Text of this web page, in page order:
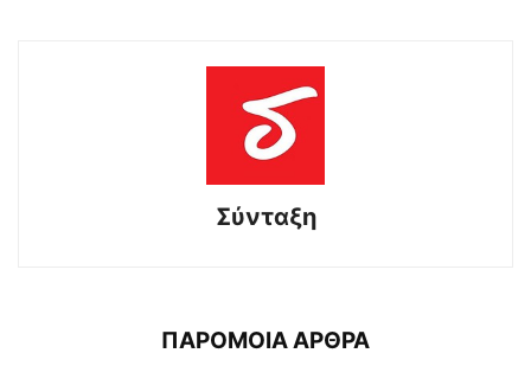
Σύνταξη
ΠΑΡΟΜΟΙΑ ΑΡΘΡΑ